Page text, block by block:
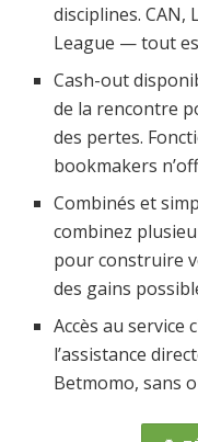
disciplines. CAN,
League — tout
Cash-out
de la rencontre
des pertes.
bookmakers
Combinés et
combinez
pour construire
des gains
Accès au service
l’assistance
Betmomo, sans